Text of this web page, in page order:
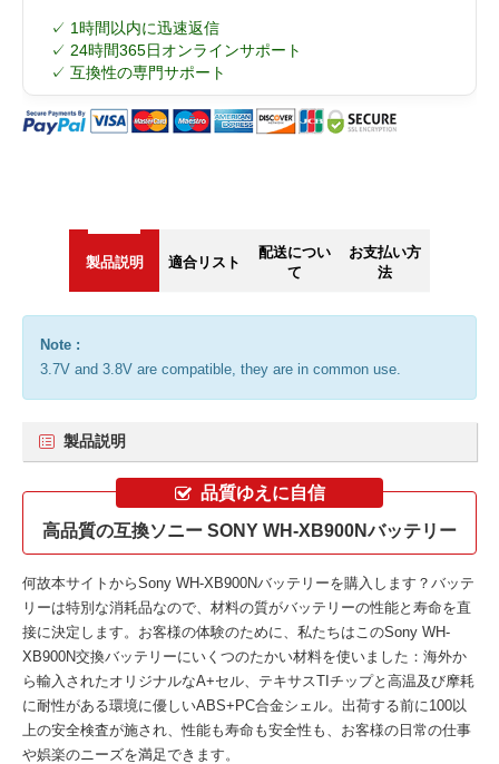
✓ 1時間以内に迅速返信
✓ 24時間365日オンラインサポート
✓ 互換性の専門サポート
製品説明 適合リスト
配送につい
て
お支払い方
法
Note :
3.7V and 3.8V are compatible, they are in common use.
製品説明
品質ゆえに自信
高品質の互換ソニー SONY WH-XB900Nバッテリー
何故本サイトからSony WH-XB900Nバッテリーを購入します？バッテ
リーは特別な消耗品なので、材料の質がバッテリーの性能と寿命を直
接に決定します。お客様の体験のために、私たちはこのSony WH-
XB900N交換バッテリーにいくつのたかい材料を使いました：海外か
ら輸入されたオリジナルなA+セル、テキサスTIチップと高温及び摩耗
に耐性がある環境に優しいABS+PC合金シェル。出荷する前に100以
上の安全検査が施され、性能も寿命も安全性も、お客様の日常の仕事
や娯楽のニーズを満足できます。